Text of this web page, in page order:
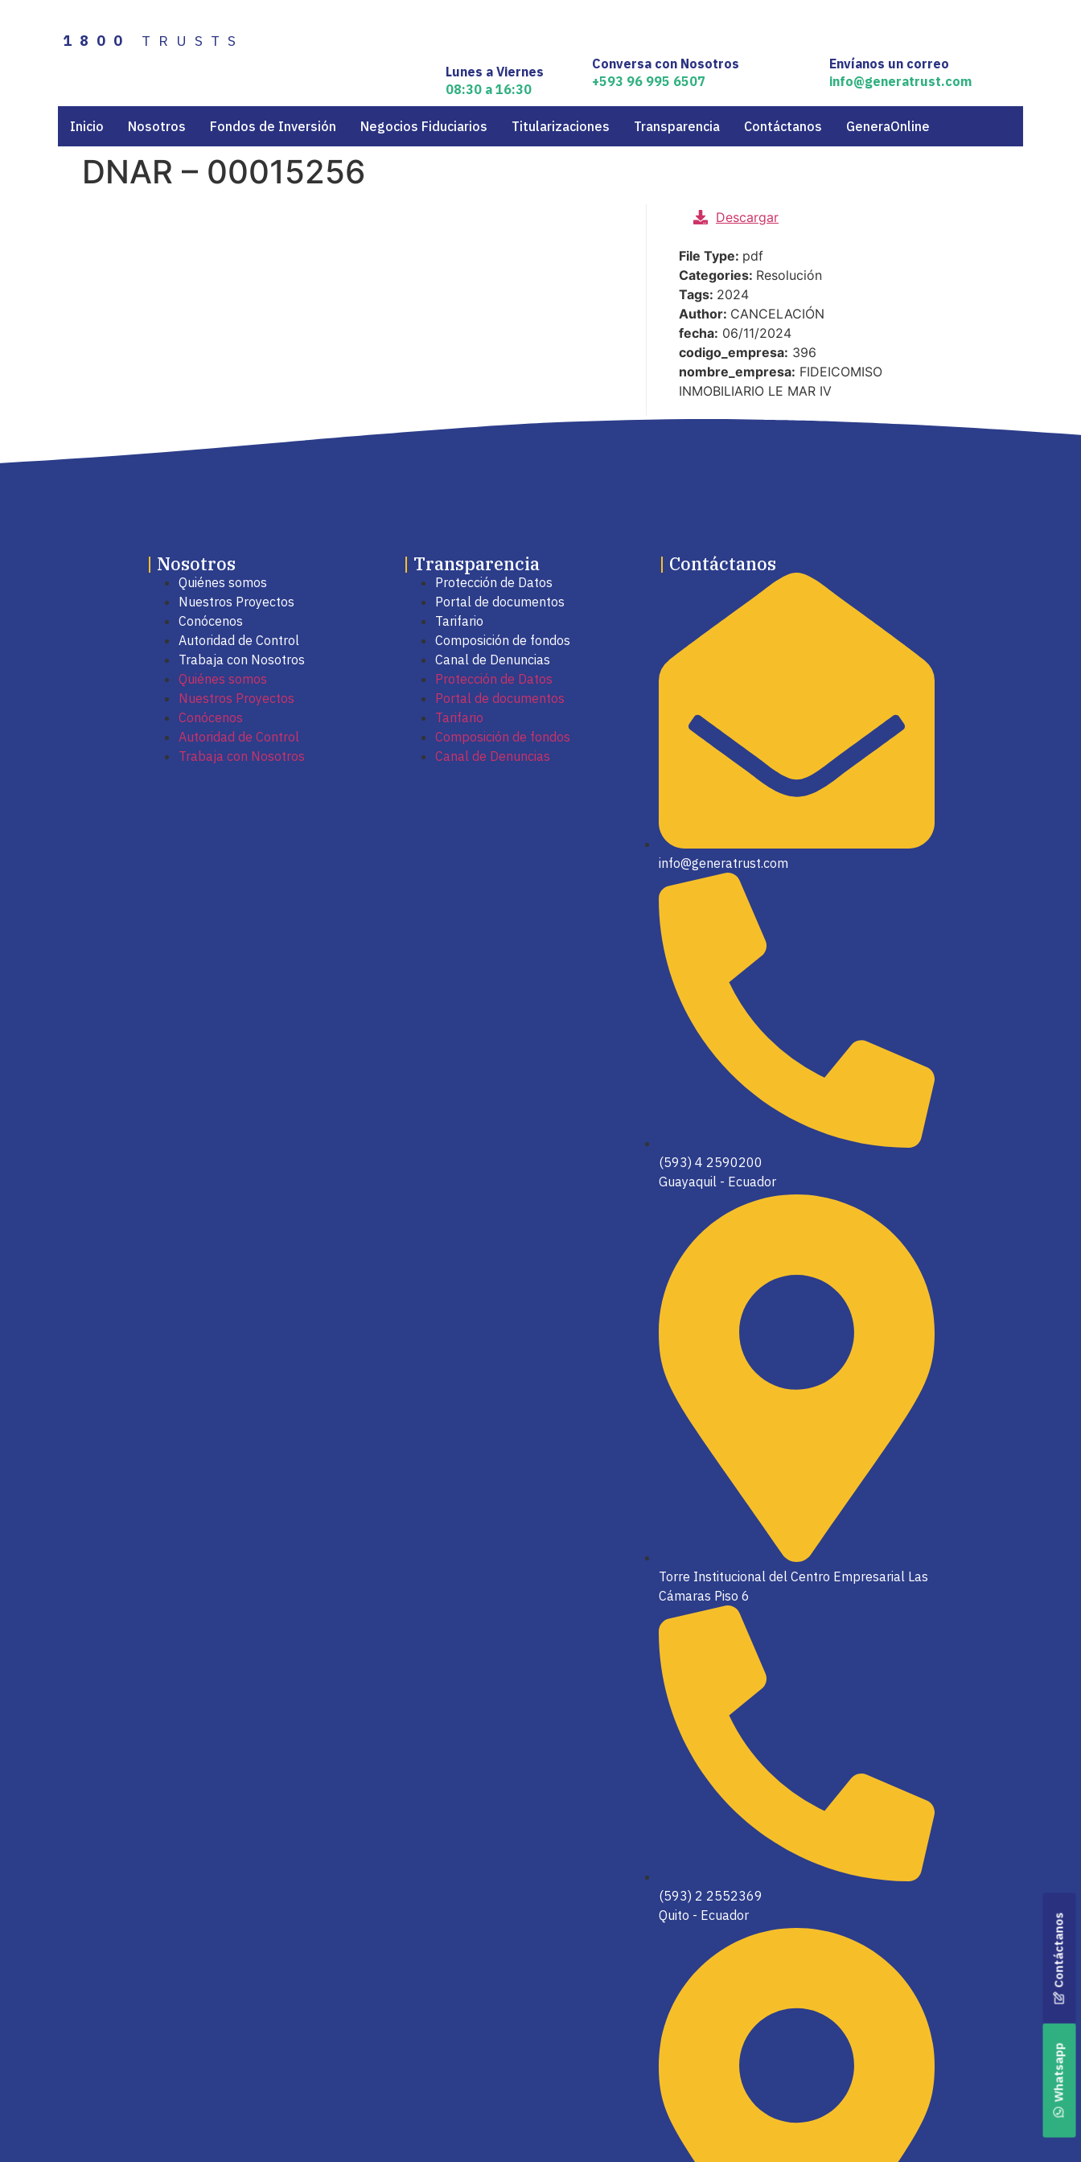
1800 TRUSTS
Lunes a Viernes
08:30 a 16:30
Conversa con Nosotros
+593 96 995 6507
Envíanos un correo
info@generatrust.com
Inicio Nosotros Fondos de Inversión Negocios Fiduciarios Titularizaciones Transparencia Contáctanos GeneraOnline
Whatsapp
Contáctanos
DNAR – 00015256
Descargar
File Type: pdf
Categories: Resolución
Tags: 2024
Author: CANCELACIÓN
fecha: 06/11/2024
codigo_empresa: 396
nombre_empresa: FIDEICOMISO
INMOBILIARIO LE MAR IV
| Nosotros
Quiénes somos
Nuestros Proyectos
Conócenos
Autoridad de Control
Trabaja con Nosotros
Quiénes somos
Nuestros Proyectos
Conócenos
Autoridad de Control
Trabaja con Nosotros
| Transparencia
Protección de Datos
Portal de documentos
Tarifario
Composición de fondos
Canal de Denuncias
Protección de Datos
Portal de documentos
Tarifario
Composición de fondos
Canal de Denuncias
| Contáctanos
info@generatrust.com
(593) 4 2590200
Guayaquil - Ecuador
Torre Institucional del Centro Empresarial Las
Cámaras Piso 6
(593) 2 2552369
Quito - Ecuador